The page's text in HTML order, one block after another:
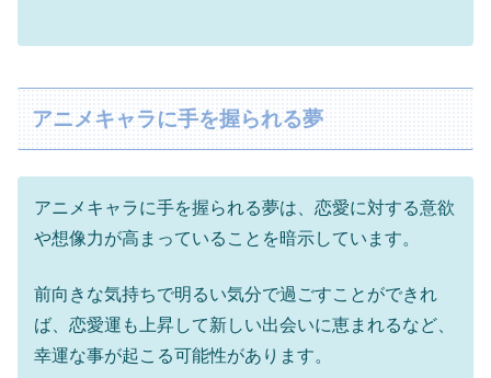
アニメキャラに手を握られる夢
アニメキャラに手を握られる夢は、恋愛に対する意欲
や想像力が高まっていることを暗示しています。
前向きな気持ちで明るい気分で過ごすことができれ
ば、恋愛運も上昇して新しい出会いに恵まれるなど、
幸運な事が起こる可能性があります。